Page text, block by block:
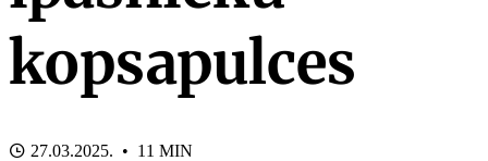
kopsapulces
27.03.2025. • 11 MIN